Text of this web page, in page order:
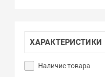
ХАРАКТЕРИСТИКИ
Наличие товара